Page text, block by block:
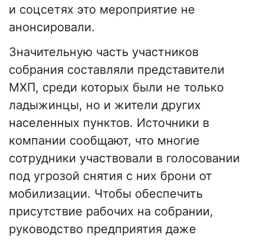
и соцсетях это мероприятие не
анонсировали.
Значительную часть участников
собрания составляли представители
МХП, среди которых были не только
ладыжинцы, но и жители других
населенных пунктов. Источники в
компании сообщают, что многие
сотрудники участвовали в голосовании
под угрозой снятия с них брони от
мобилизации. Чтобы обеспечить
присутствие рабочих на собрании,
руководство предприятия даже